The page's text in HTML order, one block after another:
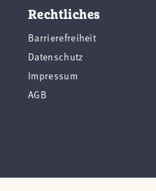
Rechtliches
Barrierefreiheit
Datenschutz
Impressum
AGB